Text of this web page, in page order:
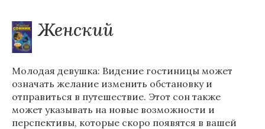
Женский
Молодая девушка: Видение гостиницы может
означать желание изменить обстановку и
отправиться в путешествие. Этот сон также
может указывать на новые возможности и
перспективы, которые скоро появятся в вашей